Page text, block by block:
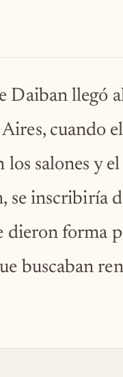
Daiban llegó
cuando
los salones y
inscribiría
dieron forma
buscaban